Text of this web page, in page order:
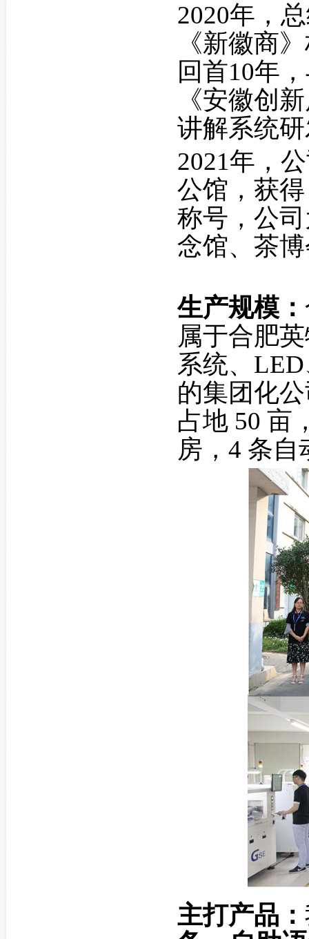
2020年，
《新徽商
回首10年
《安徽创
讲解系统
2021年，
公馆，获
称号，公
念馆、茶
生产规模：
属于合肥
系统、
的集团化
占地 50 亩
房， 4 条自
主打产品：